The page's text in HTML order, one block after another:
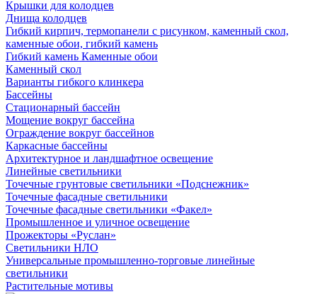
Крышки для колодцев
Днища колодцев
Гибкий кирпич, термопанели с рисунком, каменный скол,
каменные обои, гибкий камень
Гибкий камень Каменные обои
Каменный скол
Варианты гибкого клинкера
Бассейны
Стационарный бассейн
Мощение вокруг бассейна
Ограждение вокруг бассейнов
Каркасные бассейны
Архитектурное и ландшафтное освещение
Линейные светильники
Точечные грунтовые светильники «Подснежник»
Точечные фасадные светильники
Точечные фасадные светильники «Факел»
Промышленное и уличное освещение
Прожекторы «Руслан»
Светильники НЛО
Универсальные промышленно-торговые линейные
светильники
Растительные мотивы